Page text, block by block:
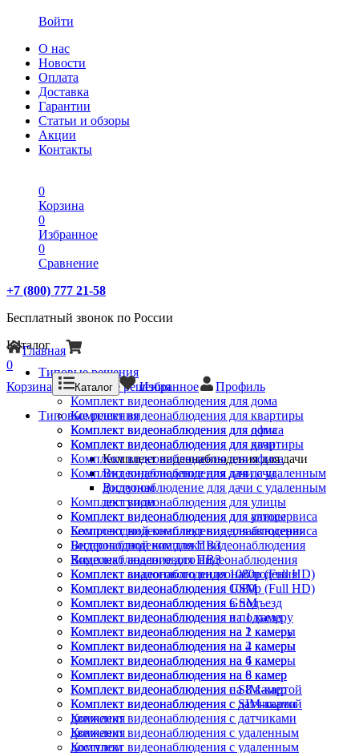
Войти
О нас
Новости
Оплата
Доставка
Гарантии
Статьи и обзоры
Акции
Контакты
0
Корзина
0
Избранное
0
Сравнение
+7 (800) 777 21-58
Бесплатный звонок по России
Каталог
Типовые решения
Типовые решения
Комплект видеонаблюдения для дома
Комплект видеонаблюдения для квартиры
Комплект видеонаблюдения для офиса
Комплект видеонаблюдения для дачи
Комплект видеонаблюдения для дачи
Видеонаблюдение для дачи с удаленным
доступом
Комплект видеонаблюдения для улицы
Комплект видеонаблюдения для автосервиса
Беспроводной комплект видеонаблюдения
Видеонаблюдение для ПВЗ
Комплект аналогового видеонаблюдения
Комплект видеонаблюдения 1080p (Full HD)
Комплект видеонаблюдения GSM
Комплект видеонаблюдения в подъезд
Комплект видеонаблюдения на 1 камеру
Комплект видеонаблюдения на 2 камеры
Комплект видеонаблюдения на 4 камеры
Комплект видеонаблюдения на 6 камер
Комплект видеонаблюдения на 8 камер
Комплект видеонаблюдения с SIM-картой
Комплект видеонаблюдения с датчиками
движения
Комплект видеонаблюдения с удаленным
доступом
Главная
0
Корзина
Каталог Избранное Профиль
Типовые решения
Комплект видеонаблюдения для дома
Комплект видеонаблюдения для квартиры
Комплект видеонаблюдения для офиса
Комплект видеонаблюдения для дачи
Видеонаблюдение для дачи с удаленным
доступом
Комплект видеонаблюдения для улицы
Комплект видеонаблюдения для автосервиса
Беспроводной комплект видеонаблюдения
Видеонаблюдение для ПВЗ
Комплект аналогового видеонаблюдения
Комплект видеонаблюдения 1080p (Full HD)
Комплект видеонаблюдения GSM
Комплект видеонаблюдения в подъезд
Комплект видеонаблюдения на 1 камеру
Комплект видеонаблюдения на 2 камеры
Комплект видеонаблюдения на 4 камеры
Комплект видеонаблюдения на 6 камер
Комплект видеонаблюдения на 8 камер
Комплект видеонаблюдения с SIM-картой
Комплект видеонаблюдения с датчиками
движения
Комплект видеонаблюдения с удаленным